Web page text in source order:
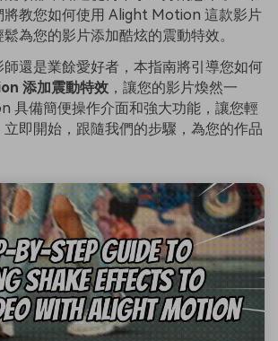
將教您如何使用 Alight Motion 這款影片
為您的影片添加酷炫的震動特效。
還是業餘愛好者，本指南將引導您如何
添加震動特效 ，讓您的影片煥然一
具備簡便操作介面和強大功能，讓您輕
即開始，跟隨我們的步驟，為您的作品